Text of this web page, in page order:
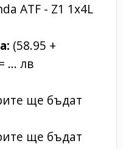
ATF - Z1 1х 4L
(58.95 +
... лв
бъдат
бъдат